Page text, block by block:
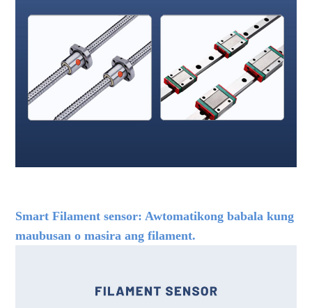
Smart Filament sensor: Awtomatikong babala kung
maubusan o masira ang filament.